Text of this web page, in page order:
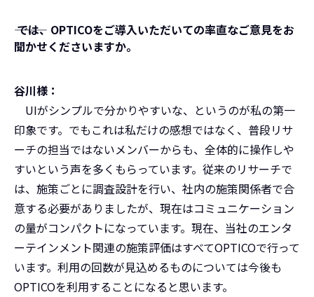
――― では、OPTICOをご導入いただいての率直なご意見をお
聞かせくださいますか。
谷川様：
UIがシンプルで分かりやすいな、というのが私の第一
印象です。でもこれは私だけの感想ではなく、普段リサ
ーチの担当ではないメンバーからも、全体的に操作しや
すいという声を多くもらっています。従来のリサーチで
は、施策ごとに調査設計を行い、社内の施策関係者で合
意する必要がありましたが、現在はコミュニケーション
の量がコンパクトになっています。現在、当社のエンタ
ーテインメント関連の施策評価はすべてOPTICOで行って
います。利用の回数が見込めるものについては今後も
OPTICOを利用することになると思います。